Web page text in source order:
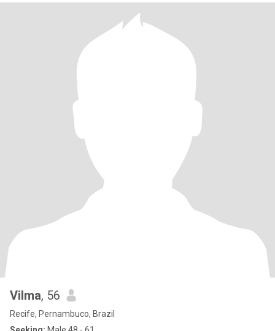
Vilma, 56
Recife, Pernambuco, Brazil